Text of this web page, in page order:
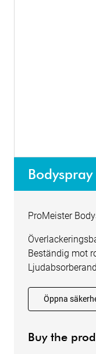
ProMeister
Beständig mot
Öppna
Buy the